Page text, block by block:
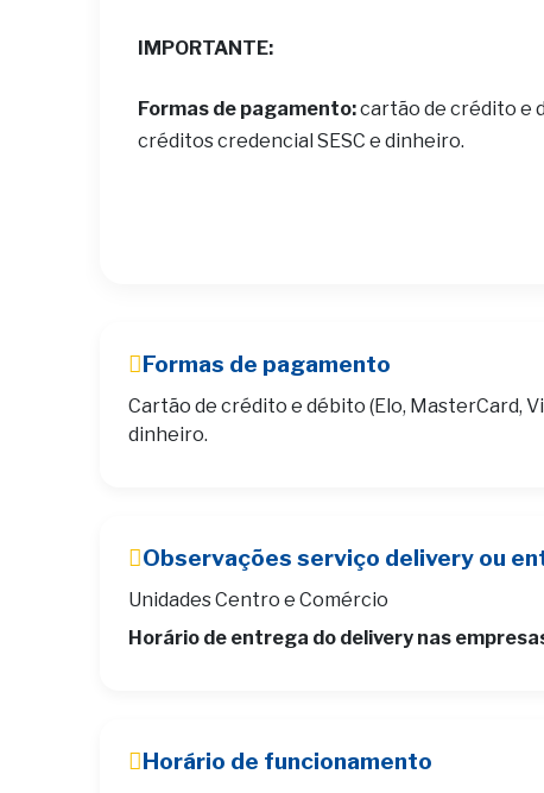
IMPORTANTE:
Formas de pagamento:cartão de crédito e
créditos credencial SESC e dinheiro.
Formas de pagamento
Cartão de crédito e débito (Elo, MasterCard,
dinheiro.
Observações serviço delivery ou
Unidades Centro e Comércio
Horário de entrega do delivery nas
Horário de funcionamento